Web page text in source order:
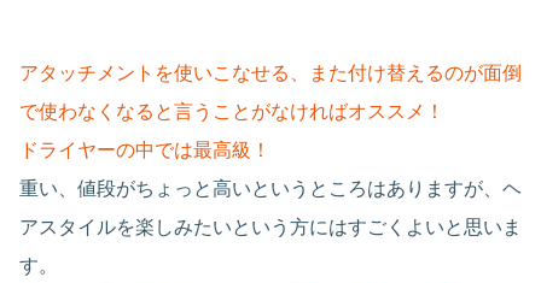
アタッチメントを使いこなせる、また付け替えるのが面倒
で使わなくなると言うことがなければオススメ！
ドライヤーの中では最高級！
重い、値段がちょっと高いというところはありますが、ヘ
アスタイルを楽しみたいという方にはすごくよいと思いま
す。